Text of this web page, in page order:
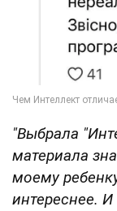
"Выбрала
материала
моему
интереснее.